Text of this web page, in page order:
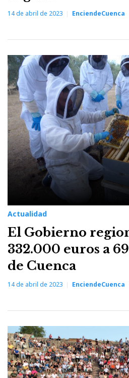
14 de abril de 2023 EnciendeCuenca
Actualidad
El Gobierno
332.000 euros a
de Cuenca
14 de abril de 2023 EnciendeCuenca